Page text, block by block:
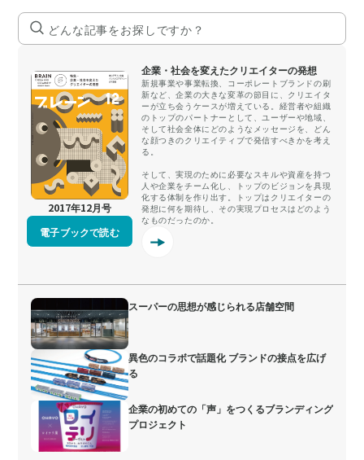
2017年12月号
電子ブックで読む
企業・社会を変えたクリエイターの発想
新規事業や事業転換、コーポレートブランドの刷
新など、企業の大きな変革の節目に、クリエイタ
ーが立ち会うケースが増えている。経営者や組織
のトップのパートナーとして、ユーザーや地域、
そして社会全体にどのようなメッセージを、どん
な顔つきのクリエイティブで発信すべきかを考え
る。
そして、実現のために必要なスキルや資産を持つ
人や企業をチーム化し、トップのビジョンを具現
化する体制を作り出す。トップはクリエイターの
発想に何を期待し、その実現プロセスはどのよう
なものだったのか。
スーパーの思想が感じられる店舗空間
異色のコラボで話題化 ブランドの接点を広げ
る
企業の初めての「声」をつくるブランディング
プロジェクト